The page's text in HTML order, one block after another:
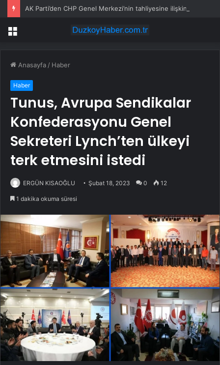
Menü
Anasayfa / Haber
Haber
Tunus, Avrupa Sendikalar
Konfederasyonu Genel
Sekreteri Lynch’ten ülkeyi
terk etmesini istedi
ERGÜN KISAOĞLU Şubat 18, 2023 0 12
1 dakika okuma süresi